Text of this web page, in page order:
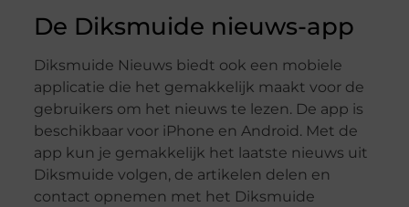
De Diksmuide nieuws-app
Diksmuide Nieuws biedt ook een mobiele
applicatie die het gemakkelijk maakt voor de
gebruikers om het nieuws te lezen. De app is
beschikbaar voor iPhone en Android. Met de
app kun je gemakkelijk het laatste nieuws uit
Diksmuide volgen, de artikelen delen en
contact opnemen met het Diksmuide